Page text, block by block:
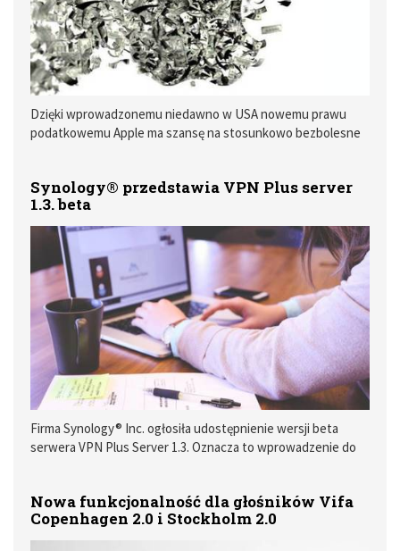
Dzięki wprowadzonemu niedawno w USA nowemu prawu
podatkowemu Apple ma szansę na stosunkowo bezbolesne
Synology® przedstawia VPN Plus server
1.3. beta
Firma Synology® Inc. ogłosiła udostępnienie wersji beta
serwera VPN Plus Server 1.3. Oznacza to wprowadzenie do
oraz możliwość generacji wyczerpujących raportów
dotyczących ruchu sieciowego, umożliwiających
administratorom IT kontrolowanie użycia każdej usługi VPN.
Nowa funkcjonalność dla głośników Vifa
Copenhagen 2.0 i Stockholm 2.0